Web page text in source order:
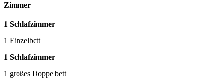
Zimmer
1 Schlafzimmer
1 Einzelbett
1 Schlafzimmer
1 großes Doppelbett